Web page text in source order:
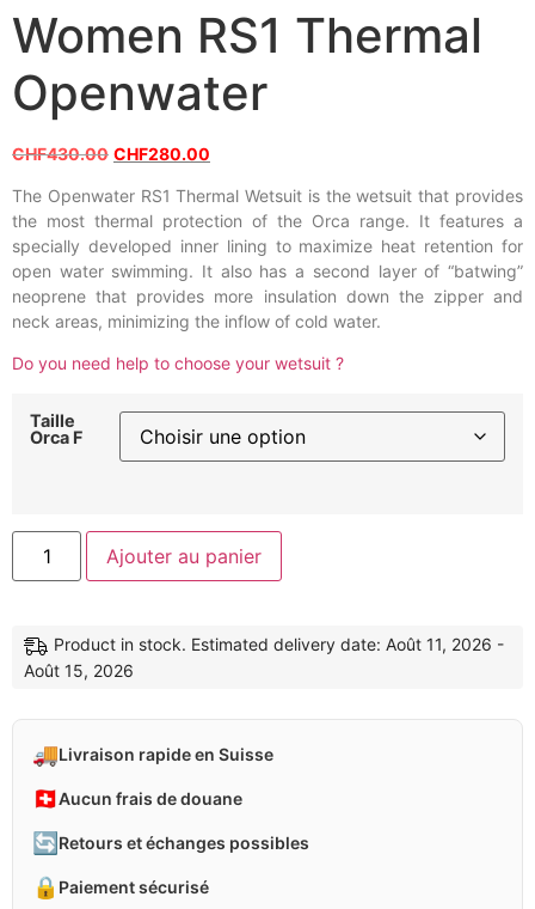
Women RS1 Thermal
Openwater
CHF430.00 CHF280.00
The Openwater RS1 Thermal Wetsuit is the wetsuit that provides
the most thermal protection of the Orca range. It features a
specially developed inner lining to maximize heat retention for
open water swimming. It also has a second layer of “batwing”
neoprene that provides more insulation down the zipper and
neck areas, minimizing the inflow of cold water.
Do you need help to choose your wetsuit ?
Taille
Orca F
Ajouter au panier
Product in stock. Estimated delivery date: Août 11, 2026 -
Août 15, 2026
🚚Livraison rapide en Suisse
🇨🇭Aucun frais de douane
🔄 Retours et échanges possibles
🔒 Paiement sécurisé